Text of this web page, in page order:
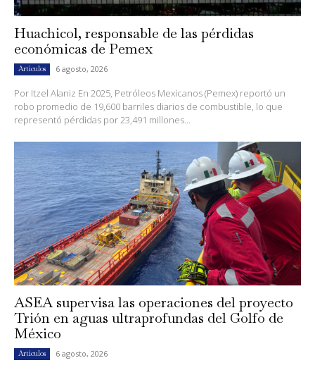
Huachicol, responsable de las pérdidas
económicas de Pemex
Artículos 6 agosto, 2026
Por Itzel Alaniz En 2025, Petróleos Mexicanos (Pemex) reportó un
robo promedio de 19,600 barriles diarios de combustible, lo que
representó pérdidas por 23,491 millones...
ASEA supervisa las operaciones del proyecto
Trión en aguas ultraprofundas del Golfo de
México
Artículos 6 agosto, 2026